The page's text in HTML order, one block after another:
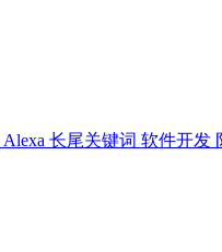
Alexa 长尾关键词 软件开发